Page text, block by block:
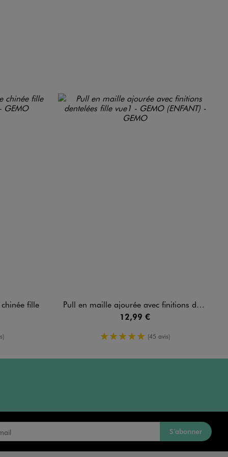
fille
Pull en maille ajourée avec finitions dentelées fille
12,99 €
5/5 de moyenne
(45 avis)
S’abonner